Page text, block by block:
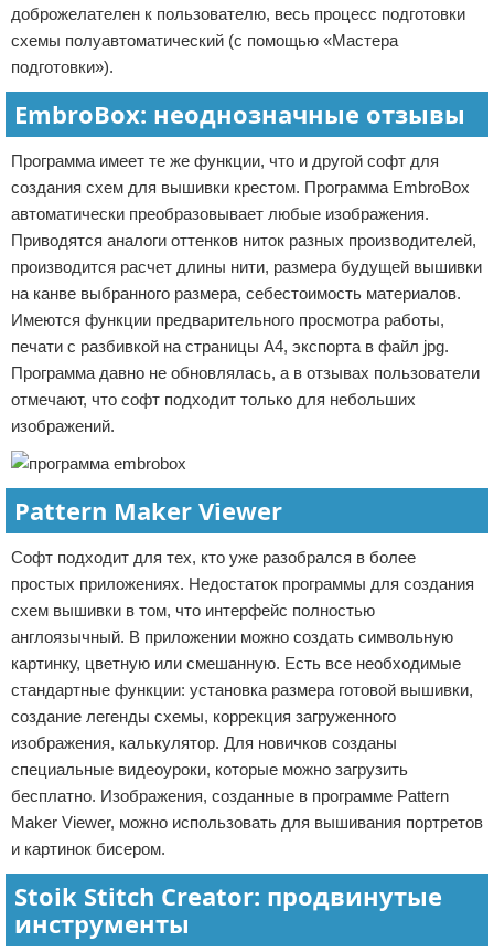
доброжелателен к пользователю, весь процесс подготовки
схемы полуавтоматический (с помощью «Мастера
подготовки»).
EmbroBox: неоднозначные отзывы
Программа имеет те же функции, что и другой софт для
создания схем для вышивки крестом. Программа EmbroBox
автоматически преобразовывает любые изображения.
Приводятся аналоги оттенков ниток разных производителей,
производится расчет длины нити, размера будущей вышивки
на канве выбранного размера, себестоимость материалов.
Имеются функции предварительного просмотра работы,
печати с разбивкой на страницы А4, экспорта в файл jpg.
Программа давно не обновлялась, а в отзывах пользователи
отмечают, что софт подходит только для небольших
изображений.
Pattern Maker Viewer
Софт подходит для тех, кто уже разобрался в более
простых приложениях. Недостаток программы для создания
схем вышивки в том, что интерфейс полностью
англоязычный. В приложении можно создать символьную
картинку, цветную или смешанную. Есть все необходимые
стандартные функции: установка размера готовой вышивки,
создание легенды схемы, коррекция загруженного
изображения, калькулятор. Для новичков созданы
специальные видеоуроки, которые можно загрузить
бесплатно. Изображения, созданные в программе Pattern
Maker Viewer, можно использовать для вышивания портретов
и картинок бисером.
Stoik Stitch Creator: продвинутые
инструменты